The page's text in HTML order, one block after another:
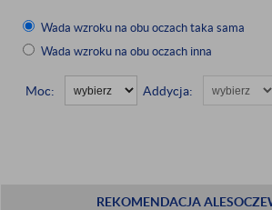
Wada wzroku na obu oczach taka sama
Wada wzroku na obu oczach inna
Moc: Addycja:
REKOMENDACJA